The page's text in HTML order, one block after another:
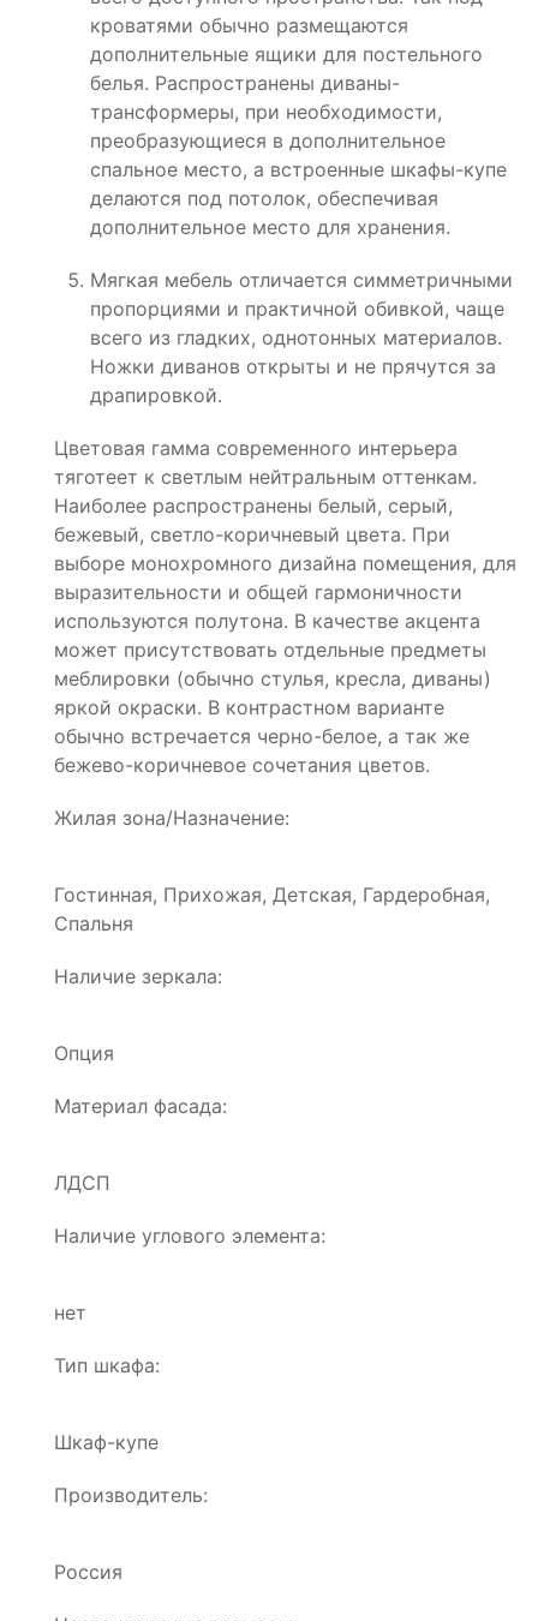
кроватями обычно размещаются
дополнительные ящики для постельного
белья. Распространены диваны-
трансформеры, при необходимости,
преобразующиеся в дополнительное
спальное место, а встроенные шкафы-купе
делаются под потолок, обеспечивая
дополнительное место для хранения.
Мягкая мебель отличается симметричными
пропорциями и практичной обивкой, чаще
всего из гладких, однотонных материалов.
Ножки диванов открыты и не прячутся за
драпировкой.
Цветовая гамма современного интерьера
тяготеет к светлым нейтральным оттенкам.
Наиболее распространены белый, серый,
бежевый, светло-коричневый цвета. При
выборе монохромного дизайна помещения, для
выразительности и общей гармоничности
используются полутона. В качестве акцента
может присутствовать отдельные предметы
меблировки (обычно стулья, кресла, диваны)
яркой окраски. В контрастном варианте
обычно встречается черно-белое, а так же
бежево-коричневое сочетания цветов.
Жилая зона/Назначение:
Гостинная, Прихожая, Детская, Гардеробная,
Спальня
Наличие зеркала:
Опция
Материал фасада:
ЛДСП
Наличие углового элемента:
нет
Тип шкафа:
Шкаф-купе
Производитель:
Россия